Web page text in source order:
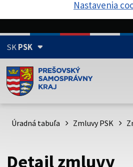
Nastavenia
SKPSK
Doména psk.sk je oficiálna
Toto je oficiálna webová stránka
psk.sk.
Buďte pozorní a vždy sa uistite, že
Úradná tabuľa Zmluvy PSK
Detail zmluvy